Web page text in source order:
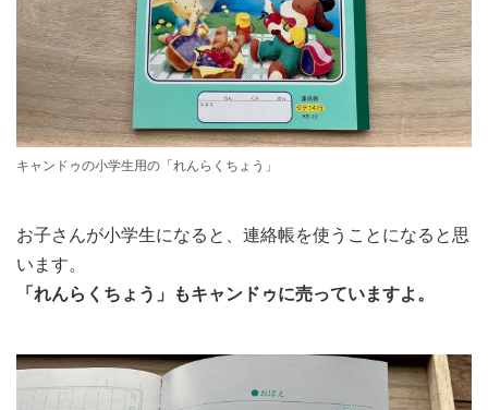
キャンドゥの小学生用の「れんらくちょう」
お子さんが小学生になると、連絡帳を使うことになると思
います。
「れんらくちょう」もキャンドゥに売っていますよ。